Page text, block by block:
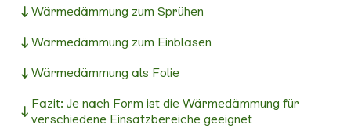
Wärmedämmung zum Sprühen
Wärmedämmung zum Einblasen
Wärmedämmung als Folie
Fazit: Je nach Form ist die Wärmedämmung für
verschiedene Einsatzbereiche geeignet